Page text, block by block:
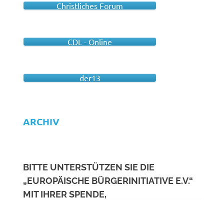
Christliches Forum
CDL - Online
der13
ARCHIV
BITTE UNTERSTÜTZEN SIE DIE
„EUROPÄISCHE BÜRGERINITIATIVE E.V.“
MIT IHRER SPENDE,